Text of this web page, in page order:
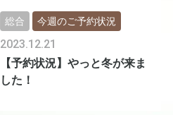
【予約状況】やっと冬が来ま
した！
2023.12.21
総合 今週のご予約状況